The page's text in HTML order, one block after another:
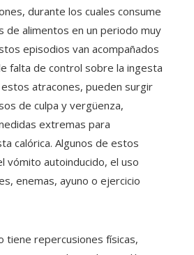
durante los cuales consume
de alimentos en un periodo muy
episodios van acompañados
falta de control sobre la ingesta
atracones, pueden surgir
de culpa y vergüenza,
extremas para
calórica. Algunos de estos
vómito autoinducido, el uso
enemas, ayuno o ejercicio
tiene repercusiones físicas,